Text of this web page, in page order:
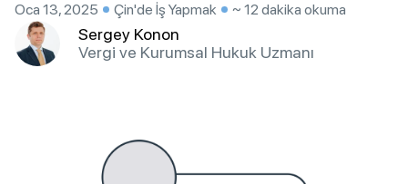
Oca 13, 2025 Çin'de İş Yapmak ~ 12 dakika okuma
Sergey Konon
Vergi ve Kurumsal Hukuk Uzmanı